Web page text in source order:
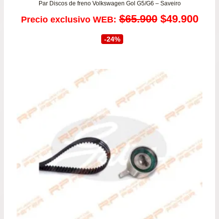
Par Discos de freno Volkswagen Gol G5/G6 – Saveiro
Precio exclusivo WEB: $65.900 El
era:
$65.900.
$49.900El
-24%